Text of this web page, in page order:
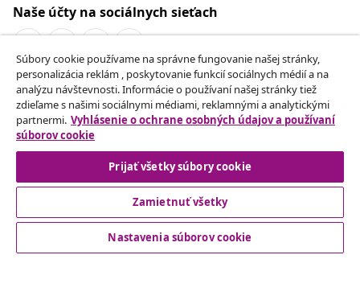
Naše účty na sociálnych sieťach
Odstúpenie od zmluvy
Odošlite žiadosť o odstúpenie od vašej objednávky.
Odstúpenie od zmluvy
Zákaznícky Servis
Súbory cookie používame na správne fungovanie našej stránky,
personalizácia reklám , poskytovanie funkcií sociálnych médií a na
analýzu návštevnosti. Informácie o používaní našej stránky tiež
zdieľame s našimi sociálnymi médiami, reklamnými a analytickými
partnermi. Vyhlásenie o ochrane osobných údajov a používaní
súborov cookie
Prijať všetky súbory cookie
Zamietnuť všetky
Nastavenia súborov cookie